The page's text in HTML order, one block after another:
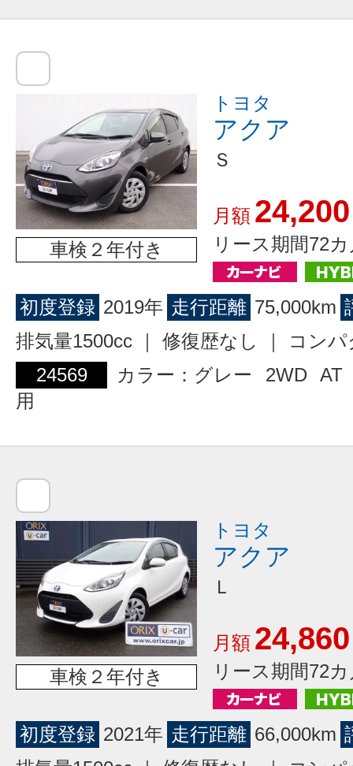
車検２年付き
トヨタ
アクア
Ｓ
月額 24,200
リース期間72
初度登録 2019年 走行距離 75,000km
排気量1500cc ｜ 修復歴なし ｜ コン
24569
カラー：グレー 2WD AT
用
車検２年付き
トヨタ
アクア
Ｌ
月額 24,860
リース期間72
初度登録 2021年 走行距離 66,000km